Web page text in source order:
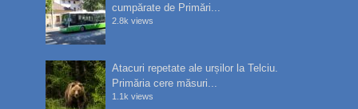
cumpărate de Primări...
2.8k views
Atacuri repetate ale urșilor la Telciu.
Primăria cere măsuri...
1.1k views